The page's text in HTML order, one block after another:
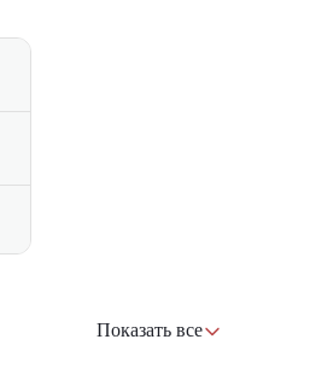
Показать все